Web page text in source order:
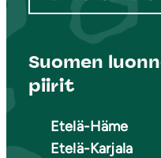
Suomen
piirit
Etelä-Häme
Etelä-Karjala